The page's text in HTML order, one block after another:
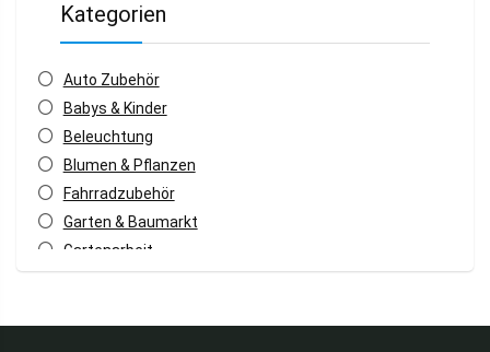
Kategorien
Auto Zubehör
Babys & Kinder
Beleuchtung
Blumen & Pflanzen
Fahrradzubehör
Garten & Baumarkt
Gartenarbeit